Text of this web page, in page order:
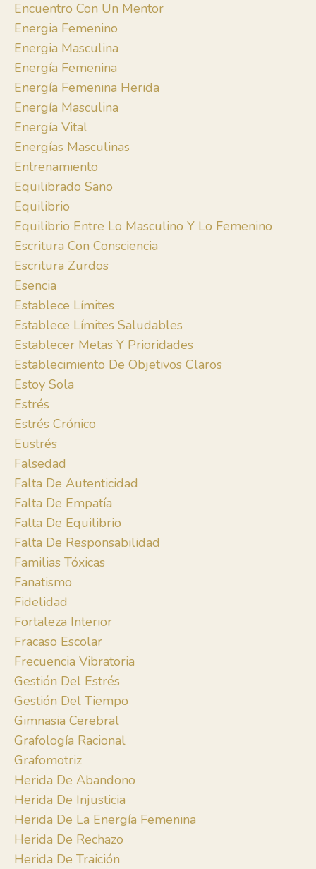
Encuentro Con Un Mentor
Energia Femenino
Energia Masculina
Energía Femenina
Energía Femenina Herida
Energía Masculina
Energía Vital
Energías Masculinas
Entrenamiento
Equilibrado Sano
Equilibrio
Equilibrio Entre Lo Masculino Y Lo Femenino
Escritura Con Consciencia
Escritura Zurdos
Esencia
Establece Límites
Establece Límites Saludables
Establecer Metas Y Prioridades
Establecimiento De Objetivos Claros
Estoy Sola
Estrés
Estrés Crónico
Eustrés
Falsedad
Falta De Autenticidad
Falta De Empatía
Falta De Equilibrio
Falta De Responsabilidad
Familias Tóxicas
Fanatismo
Fidelidad
Fortaleza Interior
Fracaso Escolar
Frecuencia Vibratoria
Gestión Del Estrés
Gestión Del Tiempo
Gimnasia Cerebral
Grafología Racional
Grafomotriz
Herida De Abandono
Herida De Injusticia
Herida De La Energía Femenina
Herida De Rechazo
Herida De Traición